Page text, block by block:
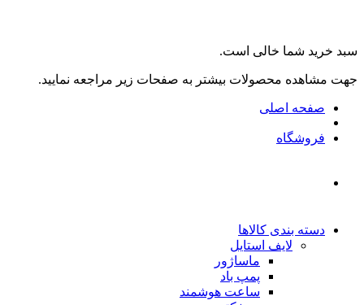
سبد خرید شما خالی است.
جهت مشاهده محصولات بیشتر به صفحات زیر مراجعه نمایید.
صفحه اصلی
فروشگاه
دسته بندی کالاها
لایف استایل
ماساژور
پمپ باد
ساعت هوشمند